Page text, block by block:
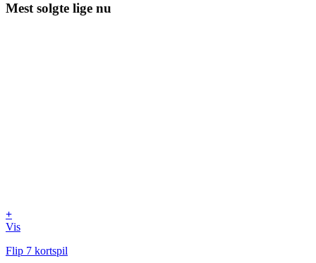
Mest solgte lige nu
+
Vis
Flip 7 kortspil